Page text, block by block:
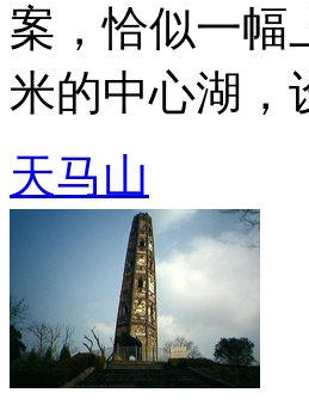
案，恰似一幅
米的中心湖，
天马山